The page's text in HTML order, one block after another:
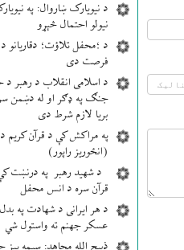
د نیویارک ښاروال: په
نیولو احتمال څېړو
د ؛محفل تلاؤت؛ دقاریانو
فرصت دی
د اسلامی انقلاب د رهبر
جنګ په ډګر او له دښمن
بریا لازم شرط دی
په مراکش کې د قرآن کریم د
(انځوریز راپور)
د شهید رهبر په درنښت
قرآن سره د انس محفل
د هر ایرانی د شهادت په
عسکر جهنم ته واستول شي